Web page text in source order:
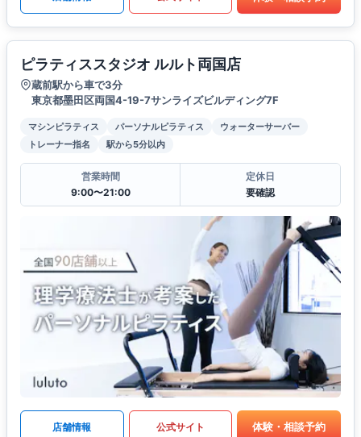
ピラティススタジオ ルルト両国店
蔵前駅から車で3分
東京都墨田区両国4-19-7サンライズビルディング7F
マシンピラティス パーソナルピラティス
ウォーターサーバー
トレーナー指名
駅から5分以内
営業時間
9:00〜21:00
定休日
要確認
店舗情報 公式サイト 体験・相談予約